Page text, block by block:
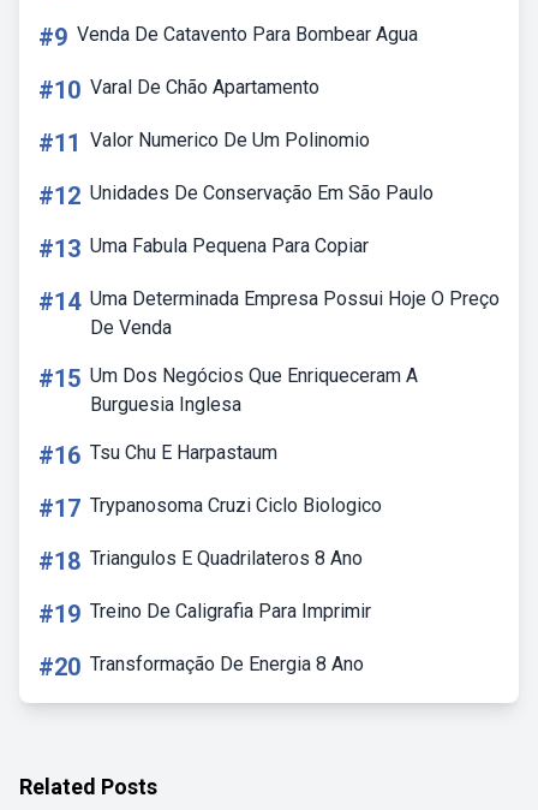
#9 Venda De Catavento Para Bombear Agua
#10 Varal De Chão Apartamento
#11 Valor Numerico De Um Polinomio
#12 Unidades De Conservação Em São Paulo
#13 Uma Fabula Pequena Para Copiar
#14 Uma Determinada Empresa Possui Hoje O Preço
De Venda
#15 Um Dos Negócios Que Enriqueceram A
Burguesia Inglesa
#16 Tsu Chu E Harpastaum
#17 Trypanosoma Cruzi Ciclo Biologico
#18 Triangulos E Quadrilateros 8 Ano
#19 Treino De Caligrafia Para Imprimir
#20 Transformação De Energia 8 Ano
Related Posts